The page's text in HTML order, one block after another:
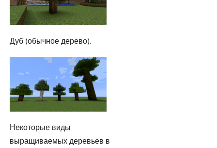
Дуб (обычное дерево).
Некоторые виды
выращиваемых деревьев в